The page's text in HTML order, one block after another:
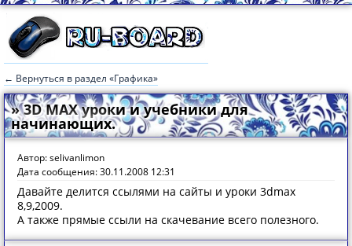
← Вернуться в раздел «Графика»
» 3D MAX уроки и учебники для
начинающих.
Автор: selivanlimon
Дата сообщения: 30.11.2008 12:31
Давайте делится ссылями на сайты и уроки 3dmax
8,9,2009.
А также прямые ссыли на скачевание всего полезного.